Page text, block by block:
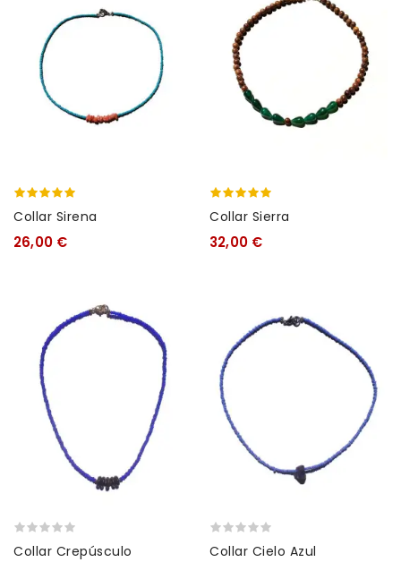
Collar Sirena
26,00 €
Collar Sierra
32,00 €
Collar Crepúsculo Collar Cielo Azul